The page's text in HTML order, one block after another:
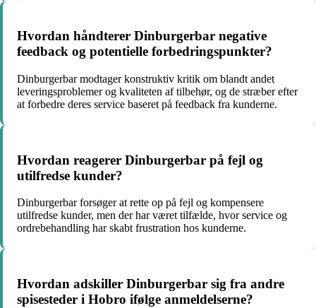
Hvordan håndterer Dinburgerbar negative
feedback og potentielle forbedringspunkter?
Dinburgerbar modtager konstruktiv kritik om blandt andet
leveringsproblemer og kvaliteten af tilbehør, og de stræber efter
at forbedre deres service baseret på feedback fra kunderne.
Hvordan reagerer Dinburgerbar på fejl og
utilfredse kunder?
Dinburgerbar forsøger at rette op på fejl og kompensere
utilfredse kunder, men der har været tilfælde, hvor service og
ordrebehandling har skabt frustration hos kunderne.
Hvordan adskiller Dinburgerbar sig fra andre
spisesteder i Hobro ifølge anmeldelserne?